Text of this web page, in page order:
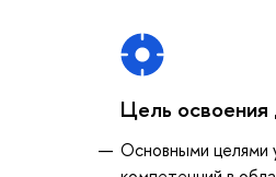
Цель
Основными целями